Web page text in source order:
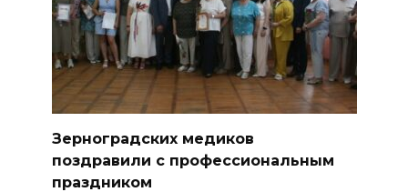
Зерноградских медиков
поздравили с профессиональным
праздником